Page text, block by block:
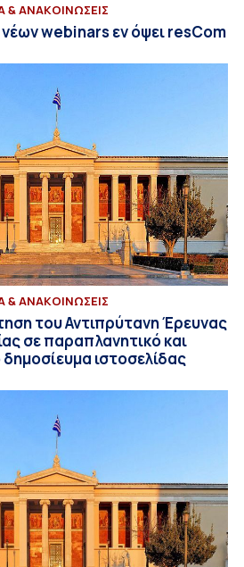
& ΑΝΑΚΟΙΝΩΣΕΙΣ
webinars εν όψει resCom
& ΑΝΑΚΟΙΝΩΣΕΙΣ
του Αντιπρύτανη Έρευνας
σε παραπλανητικό και
ιστοσελίδας